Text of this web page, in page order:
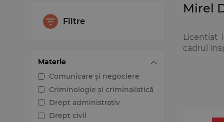
Filtre
Materie
Comunicare și negociere
Criminologie și criminalistică
Drept administrativ
Drept civil
Mirel
Licentiat
cadrul